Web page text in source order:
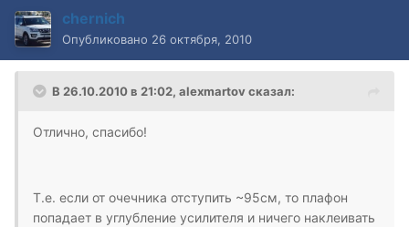
chernich
Опубликовано 26 октября, 2010
В 26.10.2010 в 21:02, alexmartov сказал:
Отлично, спасибо!
Т.е. если от очечника отступить ~95см, то плафон
попадает в углубление усилителя и ничего наклеивать